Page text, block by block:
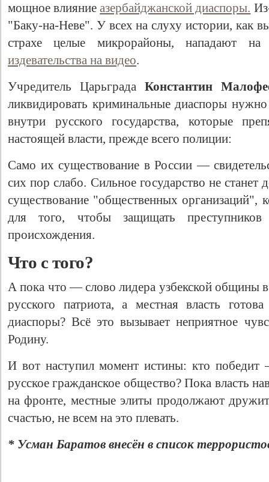
мощное влияниеазербайджанской диаспоры.
"Баку-на-Неве". У всех на слуху истории, как
страхе целые микрорайоны, нападают
издевательства на видео.
Учредитель Царьграда Константин
ликвидировать криминальные диаспоры
внутри русского государства, которые
настоящей власти, прежде всего полиции:
Само их существование в России —
сих пор слабо. Сильное государство не станет
существование "общественных организаций",
для того, чтобы защищать преступников
происхождения.
Что с того?
А пока что — слово лидера узбекской общины в
русского патриота, а местная власть
диаспоры? Всё это вызывает неприятное
Родину.
И вот наступил момент истины: кто победит
русское гражданское общество? Пока власть
на фронте, местные элиты продолжают
счастью, не всем на это плевать.
* Усман Баратов внесён в список